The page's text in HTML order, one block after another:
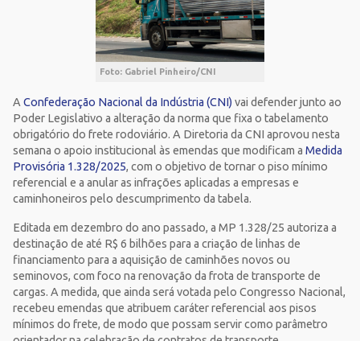
Foto: Gabriel Pinheiro/CNI
A Confederação Nacional da Indústria (CNI) vai defender junto ao
Poder Legislativo a alteração da norma que fixa o tabelamento
obrigatório do frete rodoviário. A Diretoria da CNI aprovou nesta
semana o apoio institucional às emendas que modificam a Medida
Provisória 1.328/2025, com o objetivo de tornar o piso mínimo
referencial e a anular as infrações aplicadas a empresas e
caminhoneiros pelo descumprimento da tabela.
Editada em dezembro do ano passado, a MP 1.328/25 autoriza a
destinação de até R$ 6 bilhões para a criação de linhas de
financiamento para a aquisição de caminhões novos ou
seminovos, com foco na renovação da frota de transporte de
cargas. A medida, que ainda será votada pelo Congresso Nacional,
recebeu emendas que atribuem caráter referencial aos pisos
mínimos do frete, de modo que possam servir como parâmetro